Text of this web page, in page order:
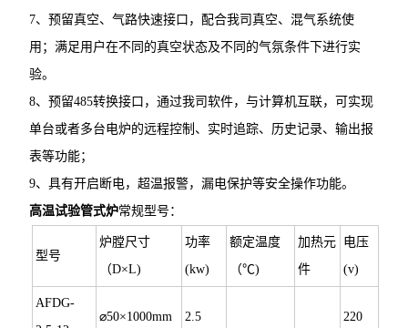
7、预留真空、气路快速接口，配合我司真空、混气系统使
用；满足用户在不同的真空状态及不同的气氛条件下进行实
验。
8、预留485转换接口，通过我司软件，与计算机互联，可实现
单台或者多台电炉的远程控制、实时追踪、历史记录、输出报
表等功能；
9、具有开启断电，超温报警，漏电保护等安全操作功能。
高温试验管式炉常规型号：
型号
炉膛尺寸
（D×L)
功率
(kw)
额定温度
（℃)
加热元
件
电压
(v)
AFDG-
⌀50×1000mm 2.5 220